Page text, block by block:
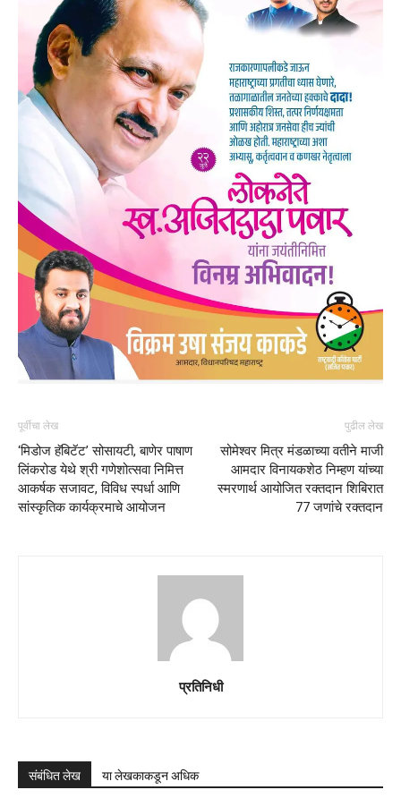
पूर्वीचा लेख
‘मिडोज हॅबिटॅट’ सोसायटी, बाणेर पाषाण
लिंकरोड येथे श्री गणेशोत्सवा निमित्त
आकर्षक सजावट, विविध स्पर्धा आणि
सांस्कृतिक कार्यक्रमाचे आयोजन
पुढील लेख
सोमेश्वर मित्र मंडळाच्या वतीने माजी
आमदार विनायकशेठ निम्हण यांच्या
स्मरणार्थ आयोजित रक्तदान शिबिरात
77 जणांचे रक्तदान
प्रतिनिधी
संबंधित लेख या लेखकाकडून अधिक